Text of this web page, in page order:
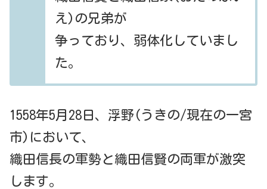
え)の兄弟が
争っており、弱体化していまし
た。
1558年5月28日、浮野(うきの/現在の一宮
市)において、
織田信長の軍勢と織田信賢の両軍が激突
します。